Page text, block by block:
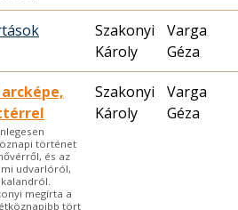
Szakonyi
Károly
Varga
Géza
történet
és az
udvarlóról,
megírta a
tört
Szakonyi
Károly
Varga
Géza